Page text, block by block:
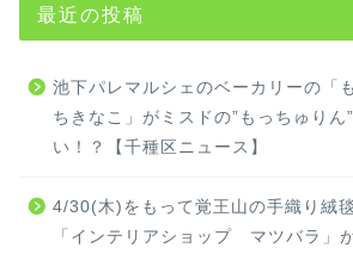
最近の投稿
池下パレマルシェのベーカリーの「
ちきなこ」がミスドの”もっちゅりん
い！？【千種区ニュース】
4/30(木)をもって覚王山の手織り絨
「インテリアショップ マツバラ」